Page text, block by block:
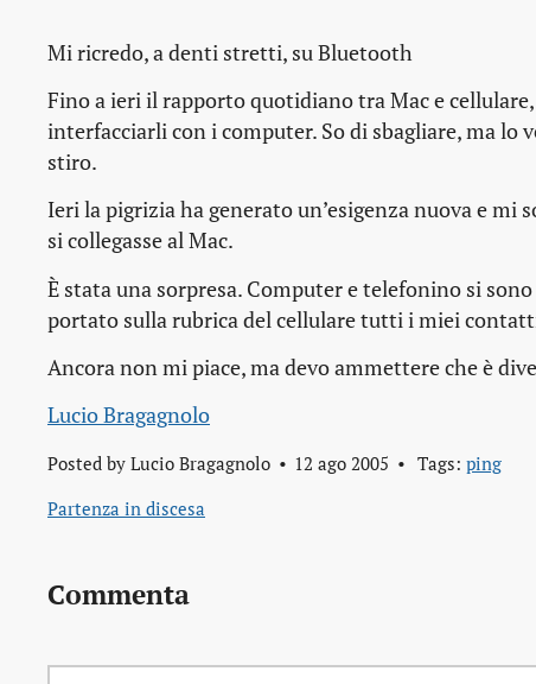
Mi ricredo, a denti stretti, su Bluetooth
Fino a ieri il rapporto quotidiano tra Mac e
interfacciarli con i computer. So di sbagliare, ma
stiro.
Ieri la pigrizia ha generato un’esigenza nuova e
si collegasse al Mac.
È stata una sorpresa. Computer e telefonino si
portato sulla rubrica del cellulare tutti i miei
Ancora non mi piace, ma devo ammettere che è
Lucio Bragagnolo
Posted by Lucio Bragagnolo 12 ago 2005 Tags: ping
Partenza in discesa
Commenta